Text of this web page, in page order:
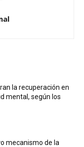
la recuperación en
mental, según los
mecanismo de la